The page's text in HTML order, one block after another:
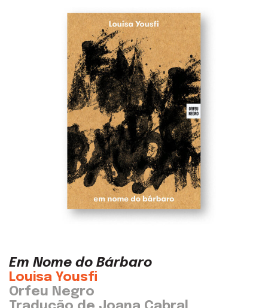
Em Nome do Bárbaro
Louisa Yousfi
Orfeu Negro